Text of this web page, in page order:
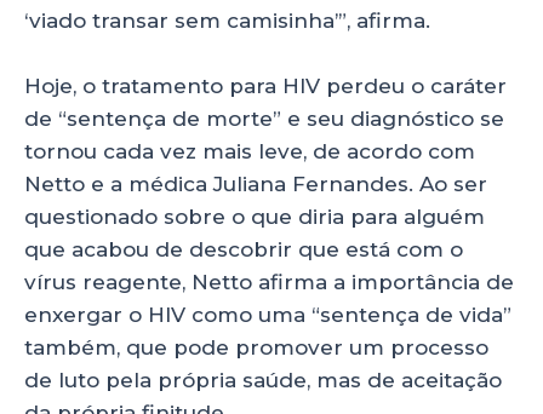
‘viado transar sem camisinha’”, afirma.
Hoje, o tratamento para HIV perdeu o caráter
de “sentença de morte” e seu diagnóstico se
tornou cada vez mais leve, de acordo com
Netto e a médica Juliana Fernandes. Ao ser
questionado sobre o que diria para alguém
que acabou de descobrir que está com o
vírus reagente, Netto afirma a importância de
enxergar o HIV como uma “sentença de vida”
também, que pode promover um processo
de luto pela própria saúde, mas de aceitação